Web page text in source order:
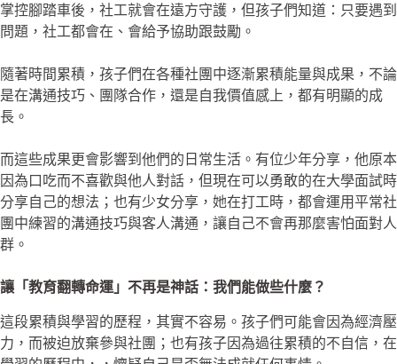
掌控腳踏車後，社工就會在遠方守護，但孩子們知道：只要遇到
問題，社工都會在、會給予協助跟鼓勵。
隨著時間累積，孩子們在各種社團中逐漸累積能量與成果，不論
是在溝通技巧、團隊合作，還是自我價值感上，都有明顯的成
長。
而這些成果更會影響到他們的日常生活。有位少年分享，他原本
因為口吃而不喜歡與他人對話，但現在可以勇敢的在大學面試時
分享自己的想法；也有少女分享，她在打工時，都會運用平常社
團中練習的溝通技巧與客人溝通，讓自己不會再那麼害怕面對人
群。
讓「教育翻轉命運」不再是神話：我們能做些什麼？
這段累積與學習的歷程，其實不容易。孩子們可能會因為經濟壓
力，而被迫放棄參與社團；也有孩子因為過往累積的不自信，在